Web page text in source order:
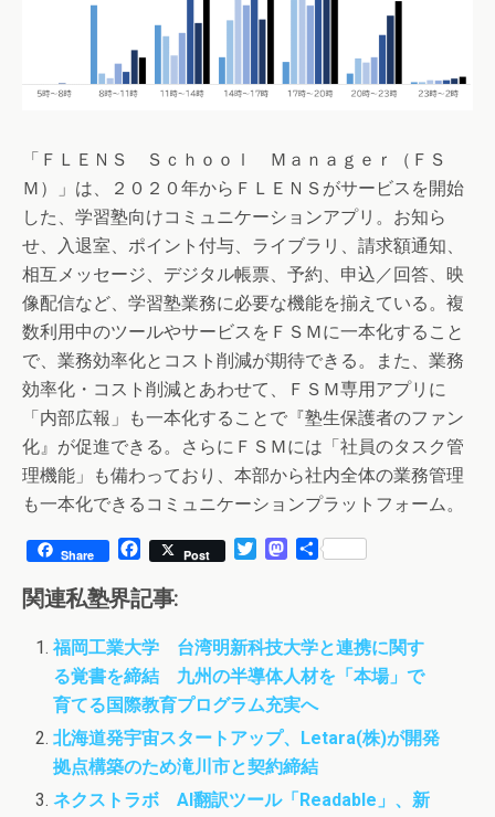
「ＦＬＥＮＳ Ｓｃｈｏｏｌ Ｍａｎａｇｅｒ（ＦＳ
Ｍ）」は、２０２０年からＦＬＥＮＳがサービスを開始
した、学習塾向けコミュニケーションアプリ。お知ら
せ、入退室、ポイント付与、ライブラリ、請求額通知、
相互メッセージ、デジタル帳票、予約、申込／回答、映
像配信など、学習塾業務に必要な機能を揃えている。複
数利用中のツールやサービスをＦＳＭに一本化すること
で、業務効率化とコスト削減が期待できる。また、業務
効率化・コスト削減とあわせて、ＦＳＭ専用アプリに
「内部広報」も一本化することで『塾生保護者のファン
化』が促進できる。さらにＦＳＭには「社員のタスク管
理機能」も備わっており、本部から社内全体の業務管理
も一本化できるコミュニケーションプラットフォーム。
Share
F
c
e
b
o
o
k
Post
t
e
r
M
o
d
o
n
共
関連私塾界記事:
福岡工業大学 台湾明新科技大学と連携に関す
る覚書を締結 九州の半導体人材を「本場」で
育てる国際教育プログラム充実へ
北海道発宇宙スタートアップ、Letara(株)が開発
拠点構築のため滝川市と契約締結
ネクストラボ AI翻訳ツール「Readable」、新